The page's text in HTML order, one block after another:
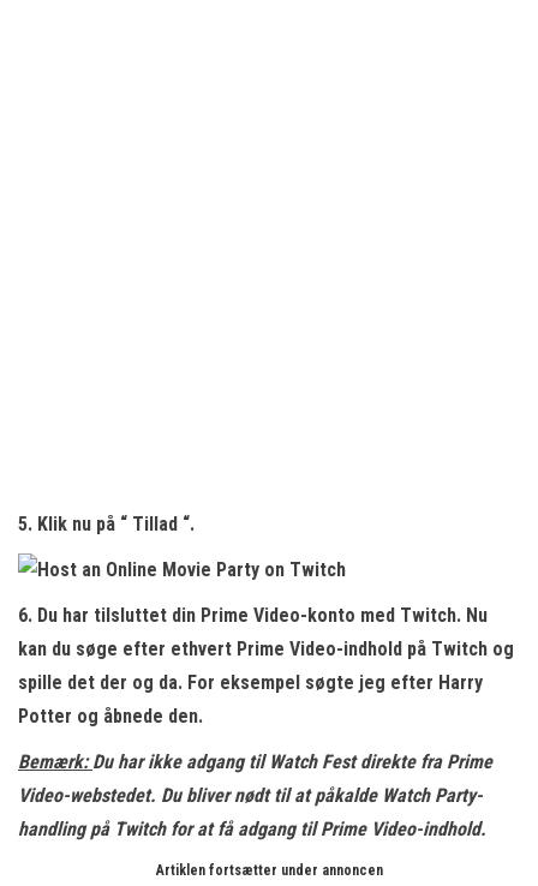
5. Klik nu på “ Tillad “.
6. Du har tilsluttet din Prime Video-konto med Twitch. Nu
kan du søge efter ethvert Prime Video-indhold på Twitch og
spille det der og da. For eksempel søgte jeg efter Harry
Potter og åbnede den.
Bemærk:Du har ikke adgang til Watch Fest direkte fra Prime
Video-webstedet. Du bliver nødt til at påkalde Watch Party-
handling på Twitch for at få adgang til Prime Video-indhold.
Artiklen fortsætter under annoncen